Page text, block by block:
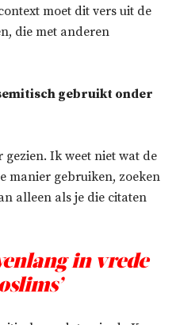
moet dit vers uit de
die met anderen
gebruikt onder
gezien. Ik weet niet wat de
manier gebruiken, zoeken
alleen als je die citaten
in vrede